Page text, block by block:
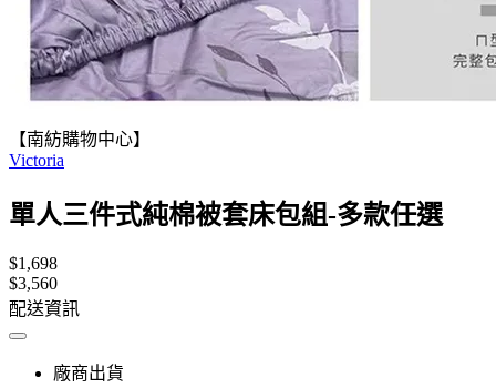
【南紡購物中心】
Victoria
單人三件式純棉被套床包組-多款任選
$1,698
$3,560
配送資訊
廠商出貨